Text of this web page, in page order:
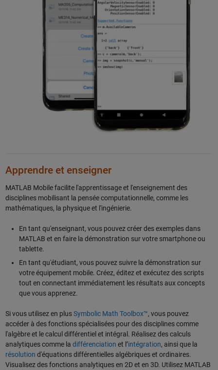
Apprendre et enseigner
MATLAB Mobile facilite l'apprentissage et l'enseignement des
disciplines mobilisant la pensée computationnelle, comme les
mathématiques, la physique et l'ingénierie.
En tant qu'enseignant, vous pouvez créer des exemples dans
MATLAB et en faire la démonstration sur votre smartphone ou
tablette.
En tant qu'étudiant, vous pouvez suivre la démonstration sur
votre équipement mobile. Créez, éditez et exécutez des scripts
tout en connectant immédiatement les résultats aux concepts
que vous apprenez.
Si vous utilisez en plusSymbolic Math Toolbox™, vous pouvez
accéder à des fonctions spécialisées pour des disciplines comme
l'algèbre et le calcul différentiel et intégral. Réalisez des calculs
analytiques comme la différenciation et l’intégration, ainsi que la
résolution d'équations différentielles algébriques et ordinaires.
Visualisez des fonctions analytiques en 2D et en 3D. Utilisez MATLAB